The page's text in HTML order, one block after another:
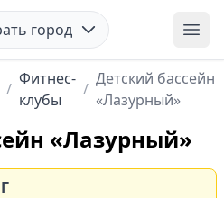
город
/
Фитнес-
клубы
/
Детский бассейн
«Лазурный»
«Лазурный»